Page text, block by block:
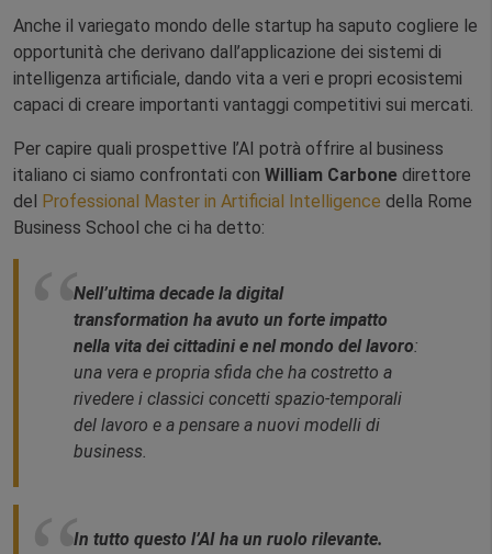
Anche il variegato mondo delle startup ha saputo cogliere le
opportunità che derivano dall’applicazione dei sistemi di
intelligenza artificiale, dando vita a veri e propri ecosistemi
capaci di creare importanti vantaggi competitivi sui mercati.
Per capire quali prospettive l’AI potrà offrire al business
italiano ci siamo confrontati con William Carbone direttore
del
Professional Master in Artificial Intelligence della Rome
Business School che ci ha detto:
Nell’ultima decade la digital
transformation ha avuto un forte impatto
nella vita dei cittadini e nel mondo del lavoro:
una vera e propria sfida che ha costretto a
rivedere i classici concetti spazio-temporali
del lavoro e a pensare a nuovi modelli di
business.
In tutto questo l’AI ha un ruolo rilevante.